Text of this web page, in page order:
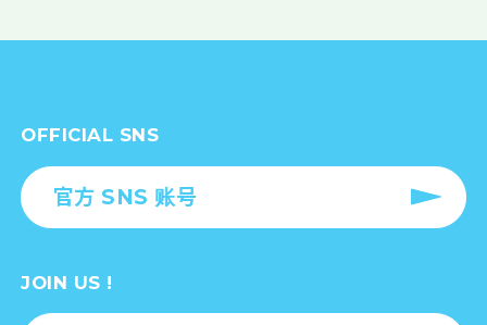
OFFICIAL SNS
官方 SNS 账号
JOIN US !